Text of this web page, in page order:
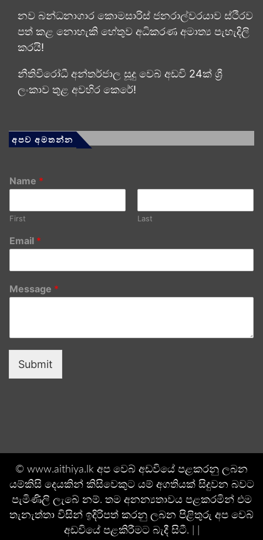
නව බන්ධනාගාර කොමසාරිස් ජනරාල්වරයාව ස්ථිරව
පත් කළ නොහැකි හේතුව අධිකරණ අමාත්‍ය පැහැදිලි
කරයි!
නීතිවිරෝධී අන්තර්ජාල සූදු වෙබ් අඩවි 24ක් ශ්‍රී
ලංකාව තුළ අවහිර කෙරේ!
අපව අමතන්න
Name *
First Last
Email *
Message *
Submit
© www.aithiya.lk අප වෙබ් අඩවියේ පළකරනු ලබන
යම්කිසි දෙයකින් කිසිවෙකුට යම් අගතියක් සිදුවන බවට
පැමිණිලි ලැබේ නම්. තම අනන්‍යතාවය පළකරමින් එම
තැනැත්තා විසින් ඉදිරිපත් කරනු ලබන පිළිතුරු අප වෙබ්
අඩවියේ පළකිරීමට බැදී සිටී. | |